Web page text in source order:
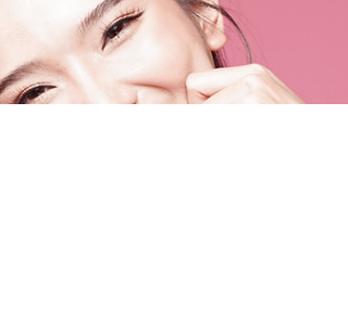
些紋路的出現，並使其淡化。 肚紋和妊娠紋
是由於 皮膚...